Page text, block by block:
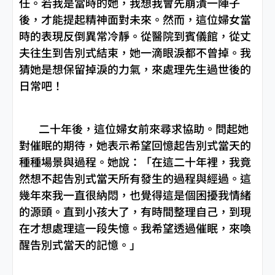
後，才能提起精神面對未來。然而，這位婦女當
時的表現反倒異常冷靜。從醫院到賓儀館，從丈
夫往生到告別式結束，她一滴眼淚都不曾掉。我
猜她是想保留掉淚的力氣，來處理先生過世後的
日常吧！
二十年後，這位婦女前來尋求協助。問起她
對催眠的期待，她表示希望回憶起告別式當天的
種種場景與過程。她說：「在這二十年裡，我竟
然想不起告別式當天所有發生的過程與經過。這
幾年來我一直很納悶，也覺得這是個困擾我情緒
的源頭。直到小孩大了，有時間整理自己，到現
在才想處理這一段失憶。我希望透過催眠，來喚
醒告別式當天的記憶。」